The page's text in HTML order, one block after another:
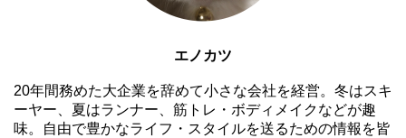
エノカツ
20年間務めた大企業を辞めて小さな会社を経営。冬はスキ
ーヤー、夏はランナー、筋トレ・ボディメイクなどが趣
味。自由で豊かなライフ・スタイルを送るための情報を皆